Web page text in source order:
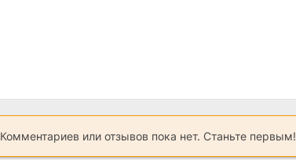
Комментариев или отзывов пока нет. Станьте первым!